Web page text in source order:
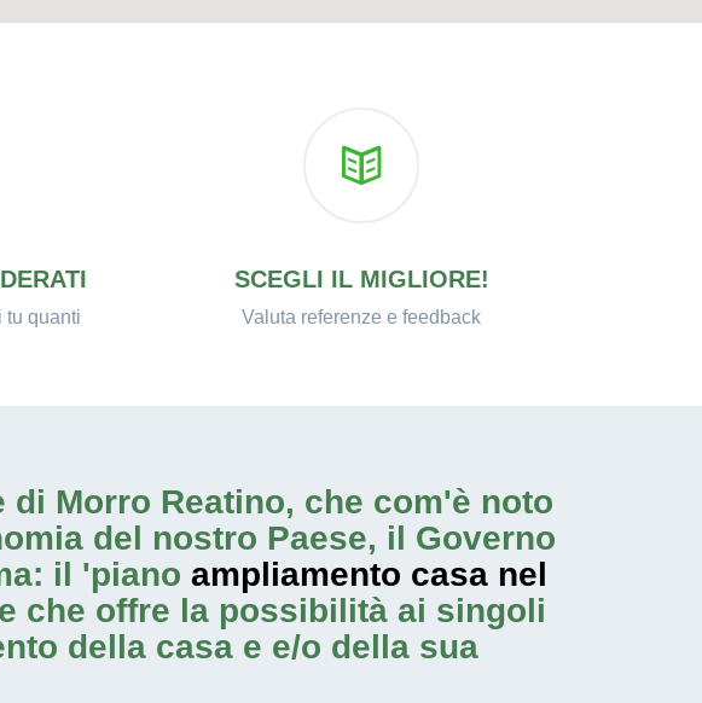
tu quanti
SCEGLI IL MIGLIORE!
Valuta referenze e feedback
Morro Reatino, che com'è noto
del nostro Paese, il Governo
il 'piano ampliamento casa nel
che offre la possibilità ai singoli
della casa e e/o della sua